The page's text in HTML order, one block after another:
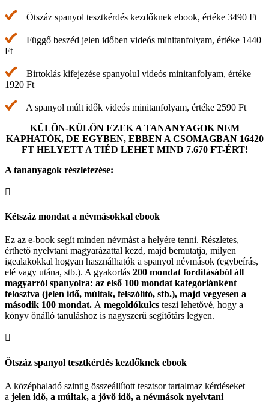
Ötszáz spanyol tesztkérdés kezdőknek ebook, értéke 3490 Ft
Függő beszéd jelen időben videós minitanfolyam, értéke 1440
Ft
Birtoklás kifejezése spanyolul videós minitanfolyam, értéke
1920 Ft
A spanyol múlt idők videós minitanfolyam, értéke 2590 Ft
KÜLÖN-KÜLÖN EZEK A TANANYAGOK NEM
KAPHATÓK, DE EGYBEN, EBBEN A CSOMAGBAN 16420
FT HELYETT A TIÉD LEHET MIND 7.670 FT-ÉRT!
A tananyagok részletezése:

Kétszáz mondat a névmásokkal ebook
Ez az e-book segít minden névmást a helyére tenni. Részletes,
érthető nyelvtani magyarázattal kezd, majd bemutatja, milyen
igealakokkal hogyan használhatók a spanyol névmások (egybeírás,
elé vagy utána, stb.). A gyakorlás 200 mondat fordításából áll
magyarról spanyolra: az első 100 mondat kategóriánként
felosztva (jelen idő, múltak, felszólító, stb.), majd vegyesen a
második 100 mondat. A megoldókulcs teszi lehetővé, hogy a
könyv önálló tanuláshoz is nagyszerű segítőtárs legyen.

Ötszáz spanyol tesztkérdés kezdőknek ebook
A középhaladó szintig összeállított tesztsor tartalmaz kérdéseket
a jelen idő, a múltak, a jövő idő, a névmások nyelvtani